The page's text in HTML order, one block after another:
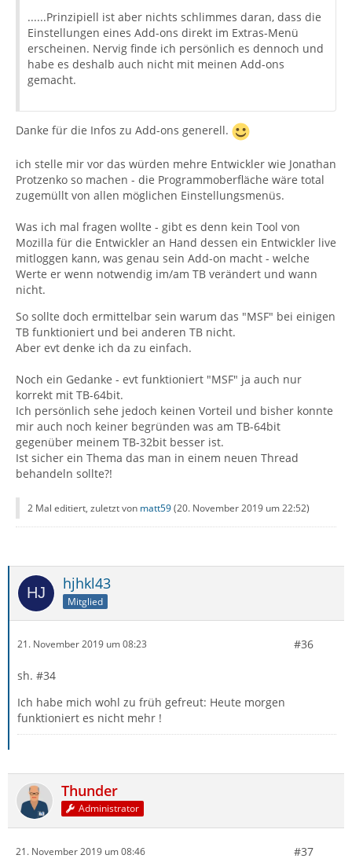
......Prinzipiell ist aber nichts schlimmes daran, dass die
Einstellungen eines Add-ons direkt im Extras-Menü
erscheinen. Nervig finde ich persönlich es dennoch und
habe es deshalb auch nicht mit meinen Add-ons
gemacht.
Danke für die Infos zu Add-ons generell.
ich stelle mir vor das würden mehre Entwickler wie Jonathan
Protzenko so machen - die Programmoberfläche wäre total
zugemüllt von allen möglichen Einstellungsmenüs.
Was ich mal fragen wollte - gibt es denn kein Tool von
Mozilla für die Entwickler an Hand dessen ein Entwickler live
mitloggen kann, was genau sein Add-on macht - welche
Werte er wenn notwendig im/am TB verändert und wann
nicht.
So sollte doch ermittelbar sein warum das "MSF" bei einigen
TB funktioniert und bei anderen TB nicht.
Aber evt denke ich da zu einfach.
Noch ein Gedanke - evt funktioniert "MSF" ja auch nur
korrekt mit TB-64bit.
Ich persönlich sehe jedoch keinen Vorteil und bisher konnte
mir auch noch keiner begründen was am TB-64bit
gegenüber meinem TB-32bit besser ist.
Ist sicher ein Thema das man in einem neuen Thread
behandeln sollte?!
2 Mal editiert, zuletzt von matt59(20. November 2019 um 22:52)
hjhkl43
Mitglied
21. November 2019 um 08:23 #36
sh. #34
Ich habe mich wohl zu früh gefreut: Heute morgen
funktioniert es nicht mehr !
Thunder
Administrator
21. November 2019 um 08:46 #37